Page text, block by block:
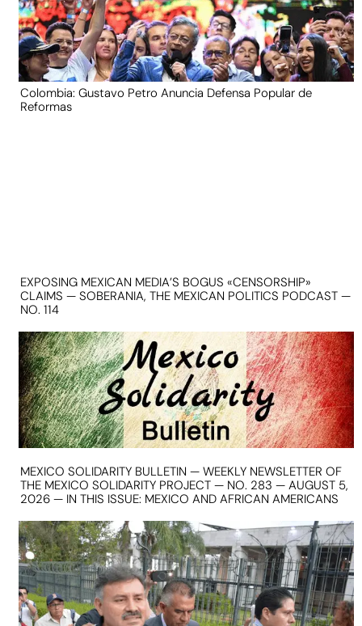
Colombia: Gustavo Petro Anuncia Defensa Popular de
Reformas
EXPOSING MEXICAN MEDIA’S BOGUS «CENSORSHIP»
CLAIMS — SOBERANIA, THE MEXICAN POLITICS PODCAST —
NO. 114
MEXICO SOLIDARITY BULLETIN — WEEKLY NEWSLETTER OF
THE MEXICO SOLIDARITY PROJECT — NO. 283 — AUGUST 5,
2026 — IN THIS ISSUE: MEXICO AND AFRICAN AMERICANS